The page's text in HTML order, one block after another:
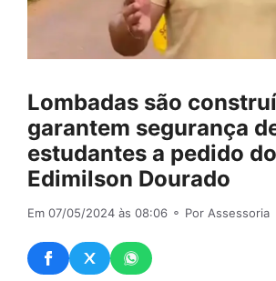
Lombadas são
garantem segurança
estudantes a pedido
Edimilson Dourado
Em 07/05/2024 às 08:06 ⚬ Por Assessoria